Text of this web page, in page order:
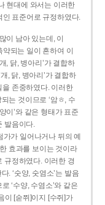
현대에 와서는 이러한
인 표준어로 규정하였다.
이 남아 있는데, 이
되는 일이 흔하여 이
, 닭, 병아리’가 결합하
, 닭, 병아리’가 결합하
을 존중하였다. 이러한
는 것이므로 ‘암ㅎ, 수
이’와 같은 형태가 표준
발음이다.
가 일어나거나 뒤의 예
효과를 보이는 것이라
규정하였다. 이러한 경
. ‘숫양, 숫염소’는 발음
‘수양, 수염소’와 같은
이 [숟쮜]이지 [수쥐]가